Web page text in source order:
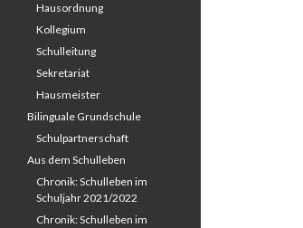
Hausordnung
Kollegium
Schulleitung
Sekretariat
Hausmeister
Bilinguale Grundschule
Schulpartnerschaft
Aus dem Schulleben
Chronik: Schulleben im
Schuljahr 2021/2022
Chronik: Schulleben im